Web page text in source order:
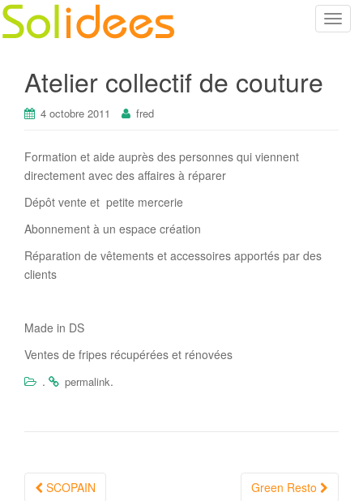
T
Atelier collectif de couture
4 octobre 2011 fred
Formation et aide auprès des personnes qui viennent
directement avec des affaires à réparer
Dépôt vente et petite mercerie
Abonnement à un espace création
Réparation de vêtements et accessoires apportés par des
clients
Made in DS
Ventes de fripes récupérées et rénovées
.
permalink.
Navigation
SCOPAIN Green Resto